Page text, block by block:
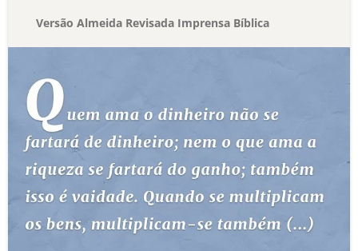
Versão Almeida Revisada Imprensa Bíblica